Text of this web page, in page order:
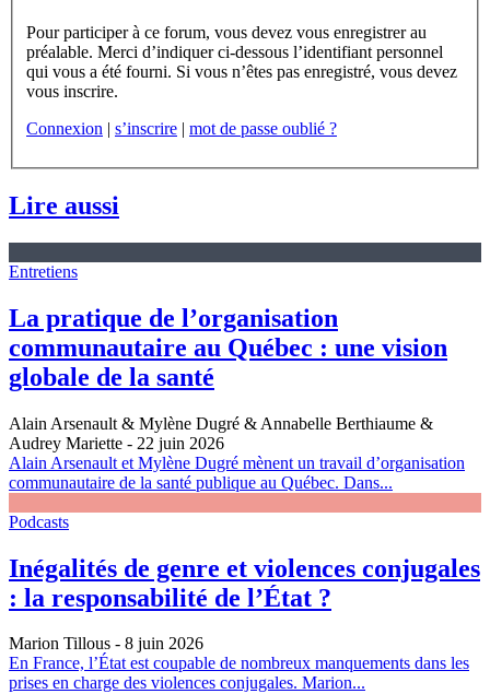
Pour participer à ce forum, vous devez vous enregistrer au
préalable. Merci d’indiquer ci-dessous l’identifiant personnel
qui vous a été fourni. Si vous n’êtes pas enregistré, vous devez
vous inscrire.
Connexion | s’inscrire | mot de passe oublié ?
Lire aussi
Entretiens
La pratique de l’organisation
communautaire au Québec : une vision
globale de la santé
Alain Arsenault & Mylène Dugré & Annabelle Berthiaume &
Audrey Mariette - 22 juin 2026
Alain Arsenault et Mylène Dugré mènent un travail d’organisation
communautaire de la santé publique au Québec. Dans...
Podcasts
Inégalités de genre et violences conjugales
: la responsabilité de l’État ?
Marion Tillous - 8 juin 2026
En France, l’État est coupable de nombreux manquements dans les
prises en charge des violences conjugales. Marion...